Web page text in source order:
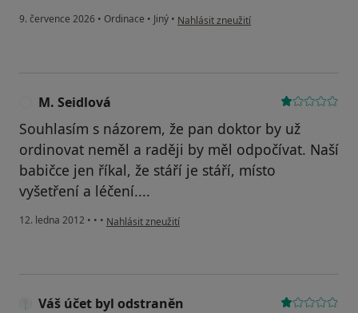
9. července 2026 • Ordinace • Jiný • podle názoru uživatele Dana Konečná
Nahlásit zneužití
M. Seidlová
Souhlasím s názorem, že pan doktor by už
ordinovat neměl a raději by měl odpočívat. Naší
babičce jen říkal, že stáří je stáří, místo
vyšetření a léčení....
12. ledna 2012 • • • podle názoru uživatele M. Seidlová
Nahlásit zneužití
Váš účet byl odstraněn